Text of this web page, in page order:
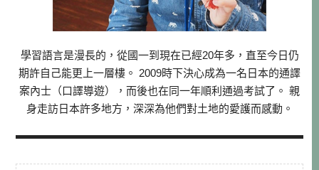
學習語言是漫長的，從國一到現在已經20年多，直至今日仍
期許自己能更上一層樓。 2009時下決心成為一名日本的通譯
案內士（口譯導遊），而後也在同一年順利通過考試了。 親
身走訪日本許多地方，深深為他們對土地的愛護而感動。